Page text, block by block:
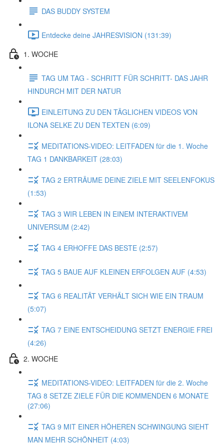
DAS BUDDY SYSTEM
Entdecke deine JAHRESVISION (131:39)
1. WOCHE
TAG UM TAG - SCHRITT FÜR SCHRITT- DAS JAHR
HINDURCH MIT DER NATUR
EINLEITUNG ZU DEN TÄGLICHEN VIDEOS VON
ILONA SELKE ZU DEN TEXTEN (6:09)
MEDITATIONS-VIDEO: LEITFADEN für die 1. Woche
TAG 1 DANKBARKEIT (28:03)
TAG 2 ERTRÄUME DEINE ZIELE MIT SEELENFOKUS
(1:53)
TAG 3 WIR LEBEN IN EINEM INTERAKTIVEM
UNIVERSUM (2:42)
TAG 4 ERHOFFE DAS BESTE (2:57)
TAG 5 BAUE AUF KLEINEN ERFOLGEN AUF (4:53)
TAG 6 REALITÄT VERHÄLT SICH WIE EIN TRAUM
(5:07)
TAG 7 EINE ENTSCHEIDUNG SETZT ENERGIE FREI
(4:26)
2. WOCHE
MEDITATIONS-VIDEO: LEITFADEN für die 2. Woche
TAG 8 SETZE ZIELE FÜR DIE KOMMENDEN 6 MONATE
(27:06)
TAG 9 MIT EINER HÖHEREN SCHWINGUNG SIEHT
MAN MEHR SCHÖNHEIT (4:03)